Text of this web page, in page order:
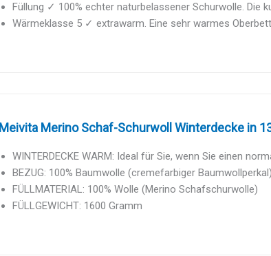
Füllung ✓ 100% echter naturbelassener Schurwolle. Die
Wärmeklasse 5 ✓ extrawarm. Eine sehr warmes
Meivita Merino Schaf-Schurwoll Winterdecke in
WINTERDECKE WARM: Ideal für Sie, wenn Sie einen
BEZUG: 100% Baumwolle (cremefarbiger Baumwollperkal)
FÜLLMATERIAL: 100% Wolle (Merino Schafschurwolle)
FÜLLGEWICHT: 1600 Gramm